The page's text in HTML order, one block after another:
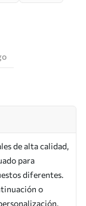
de alta calidad,
para
diferentes.
o